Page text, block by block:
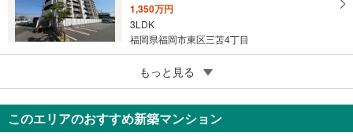
1,350万円
3LDK
福岡県福岡市東区三苫4丁目
東峰マンション福岡県庁前
425万円
1R
福岡県福岡市東区馬出2丁目
もっと見る
このエリアのおすすめ新築マンション